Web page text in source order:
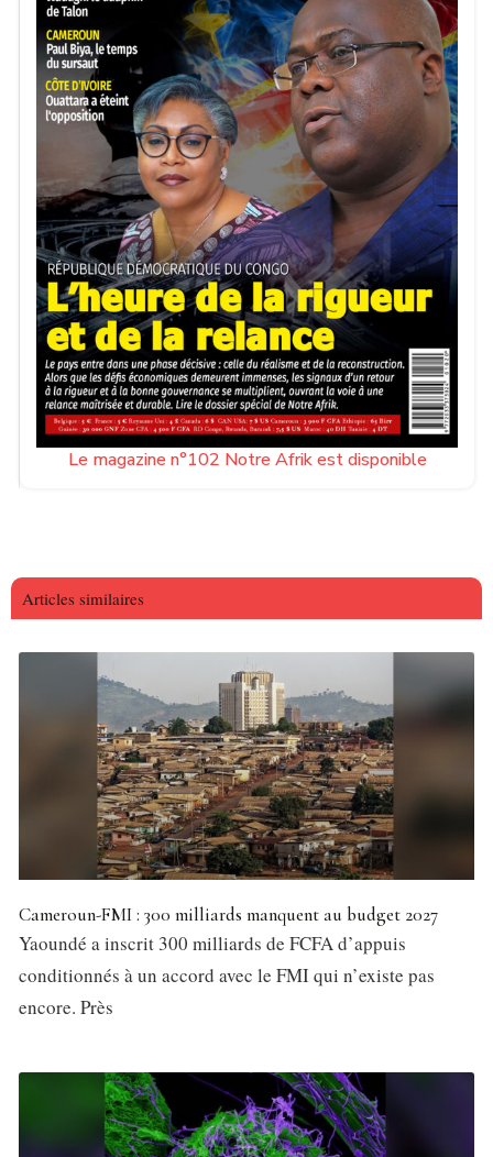
Le magazine n°102 Notre Afrik est disponible
Articles similaires
Cameroun-FMI : 300 milliards manquent au budget 2027
Yaoundé a inscrit 300 milliards de FCFA d’appuis
conditionnés à un accord avec le FMI qui n’existe pas
encore. Près